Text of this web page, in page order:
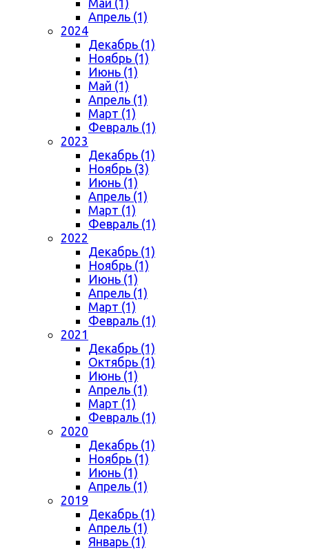
Май (1)
Апрель (1)
2024
Декабрь (1)
Ноябрь (1)
Июнь (1)
Май (1)
Апрель (1)
Март (1)
Февраль (1)
2023
Декабрь (1)
Ноябрь (3)
Июнь (1)
Апрель (1)
Март (1)
Февраль (1)
2022
Декабрь (1)
Ноябрь (1)
Июнь (1)
Апрель (1)
Март (1)
Февраль (1)
2021
Декабрь (1)
Октябрь (1)
Июнь (1)
Апрель (1)
Март (1)
Февраль (1)
2020
Декабрь (1)
Ноябрь (1)
Июнь (1)
Апрель (1)
2019
Декабрь (1)
Апрель (1)
Январь (1)